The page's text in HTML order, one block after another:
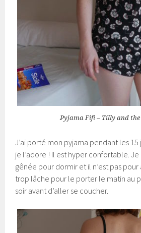
Pyjama Fifi – Tilly and
J’ai porté mon pyjama pendant les
je l’adore ! Il est hyper confortable. Je
gênée pour dormir et il n’est pas
trop lâche pour le porter le matin au
soir avant d’aller se coucher.